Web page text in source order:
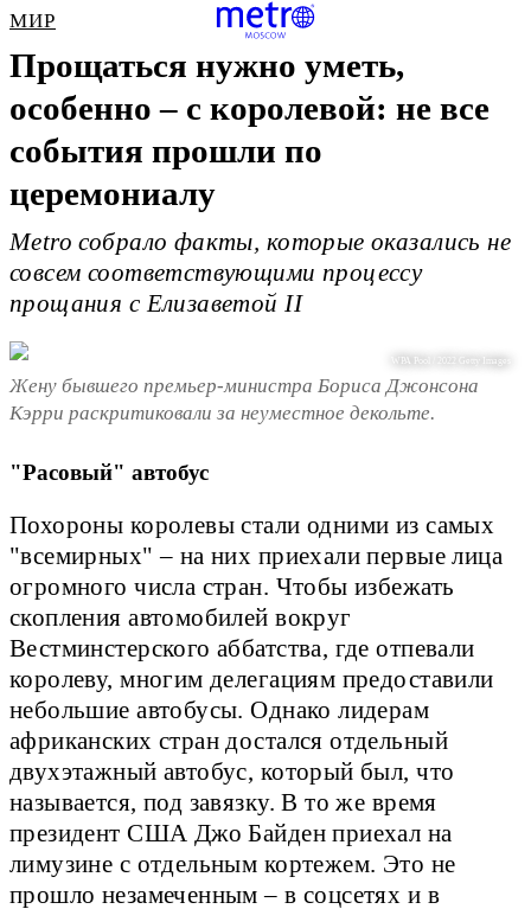
МИР
Прощаться нужно уметь,
особенно – с королевой: не все
события прошли по
церемониалу
Metro собрало факты, которые оказались не
совсем соответствующими процессу
прощания с Елизаветой II
WPA Pool / 2022 Getty Images
Жену бывшего премьер-министра Бориса Джонсона
Кэрри раскритиковали за неуместное декольте.
"Расовый" автобус
Похороны королевы стали одними из самых
"всемирных" – на них приехали первые лица
огромного числа стран. Чтобы избежать
скопления автомобилей вокруг
Вестминстерского аббатства, где отпевали
королеву, многим делегациям предоставили
небольшие автобусы. Однако лидерам
африканских стран достался отдельный
двухэтажный автобус, который был, что
называется, под завязку. В то же время
президент США Джо Байден приехал на
лимузине с отдельным кортежем. Это не
прошло незамеченным – в соцсетях и в